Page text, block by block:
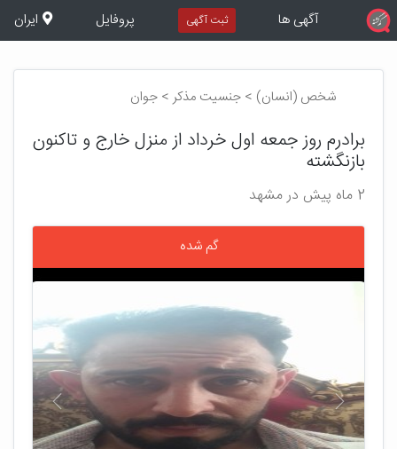
آگهی ها ثبت آگهی پروفایل ایران
شخص (انسان) > جنسیت مذکر > جوان
برادرم روز جمعه اول خرداد از منزل خارج و تاکنون
بازنگشته
2 ماه پیش در مشهد
گم شده
قبلی بعدی